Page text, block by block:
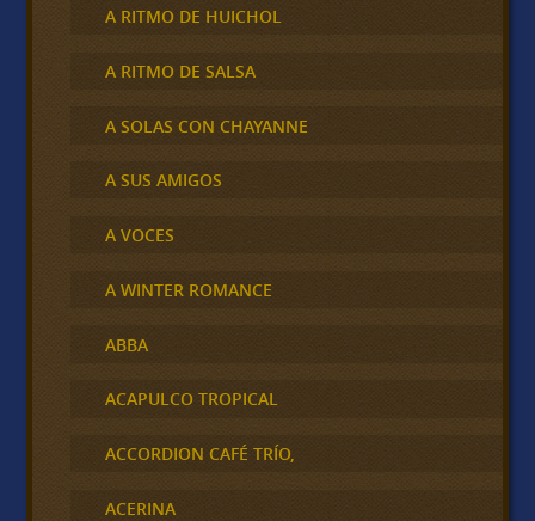
A RITMO DE HUICHOL
A RITMO DE SALSA
A SOLAS CON CHAYANNE
A SUS AMIGOS
A VOCES
A WINTER ROMANCE
ABBA
ACAPULCO TROPICAL
ACCORDION CAFÉ TRÍO,
ACERINA